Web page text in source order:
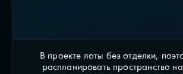
В проекте лоты без отделки,
распланировать пространство